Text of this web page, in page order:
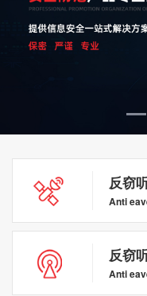
反窃
Anti
反窃
Anti